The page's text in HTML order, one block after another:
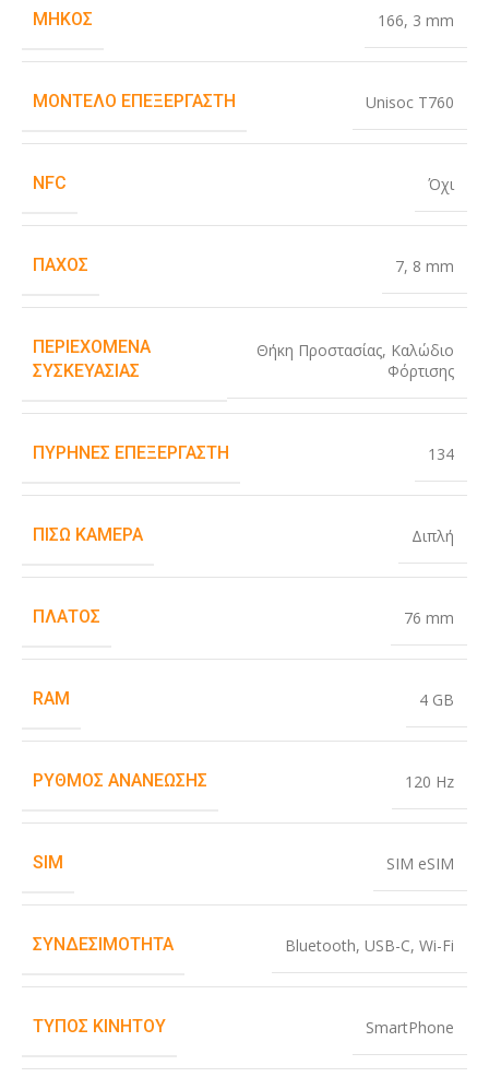
ΜΉΚΟΣ 166, 3 mm
ΜΟΝΤΈΛΟ ΕΠΕΞΕΡΓΑΣΤΉ Unisoc T760
NFC Όχι
ΠΆΧΟΣ 7, 8 mm
ΠΕΡΙΕΧΌΜΕΝΑ
ΣΥΣΚΕΥΑΣΊΑΣ
Θήκη Προστασίας, Καλώδιο
Φόρτισης
ΠΥΡΉΝΕΣ ΕΠΕΞΕΡΓΑΣΤΉ 134
ΠΊΣΩ ΚΆΜΕΡΑ Διπλή
ΠΛΆΤΟΣ 76 mm
RAM 4 GB
ΡΥΘΜΌΣ ΑΝΑΝΈΩΣΗΣ 120 Hz
SIM SIM eSIM
ΣΥΝΔΕΣΙΜΌΤΗΤΑ Bluetooth, USB-C, Wi-Fi
ΤΎΠΟΣ ΚΙΝΗΤΟΎ SmartPhone